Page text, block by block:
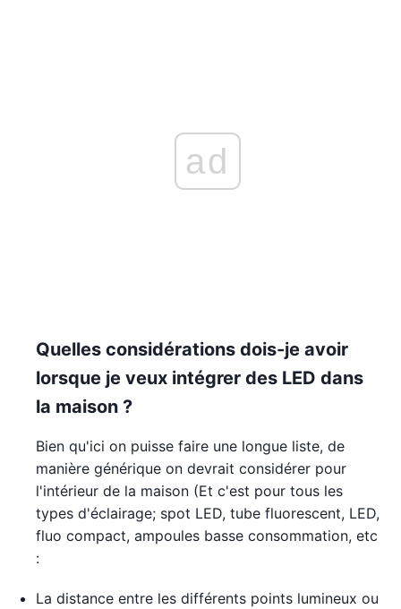
ad
Quelles considérations dois-je avoir
lorsque je veux intégrer des LED dans
la maison ?
Bien qu'ici on puisse faire une longue liste, de
manière générique on devrait considérer pour
l'intérieur de la maison (Et c'est pour tous les
types d'éclairage; spot LED, tube fluorescent, LED,
fluo compact, ampoules basse consommation, etc
:
La distance entre les différents points lumineux ou